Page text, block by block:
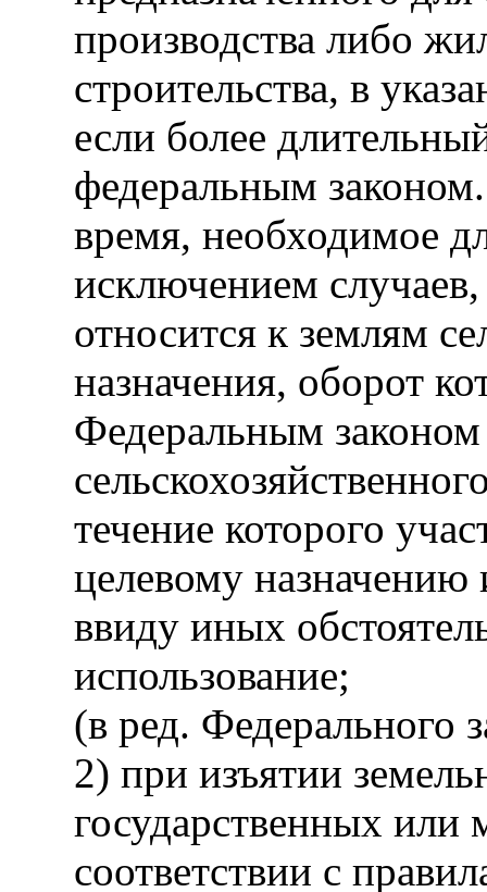
производства либо
строительства, в
если более
федеральным
время, необходимое
исключением
относится к землям
назначения, оборот
Федеральным
течение которого
целевому назначению
ввиду иных
использование;
(в ред. Федерального
2) при изъятии
государственных
соответствии с